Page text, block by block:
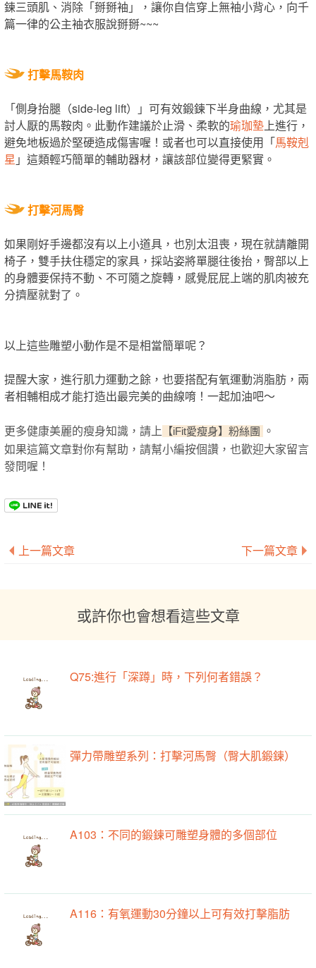
鍊三頭肌、消除「掰掰袖」，讓你自信穿上無袖小背心，向千
篇一律的公主袖衣服說掰掰~~~
打擊馬鞍肉
「側身抬腿（side-leg lift）」可有效鍛鍊下半身曲線，尤其是
討人厭的馬鞍肉。此動作建議於止滑、柔軟的瑜珈墊上進行，
避免地板過於堅硬造成傷害喔！或者也可以直接使用「馬鞍剋
星 」這類輕巧簡單的輔助器材，讓該部位變得更緊實。
打擊河馬臀
如果剛好手邊都沒有以上小道具，也別太沮喪，現在就請離開
椅子，雙手扶住穩定的家具，採站姿將單腿往後抬，臀部以上
的身體要保持不動、不可隨之旋轉，感覺屁屁上端的肌肉被充
分擠壓就對了。
以上這些雕塑小動作是不是相當簡單呢？
提醒大家，進行肌力運動之餘，也要搭配有氧運動消脂肪，兩
者相輔相成才能打造出最完美的曲線唷！一起加油吧～
更多健康美麗的瘦身知識，請上 【iFit愛瘦身】粉絲團
。
如果這篇文章對你有幫助，請幫小編按個讚，也歡迎大家留言
發問喔！
上一篇文章 下一篇文章
或許你也會想看這些文章
Q75:進行「深蹲」時，下列何者錯誤？
彈力帶雕塑系列：打擊河馬臀（臀大肌鍛鍊）
A103：不同的鍛鍊可雕塑身體的多個部位
A116：有氧運動30分鐘以上可有效打擊脂肪